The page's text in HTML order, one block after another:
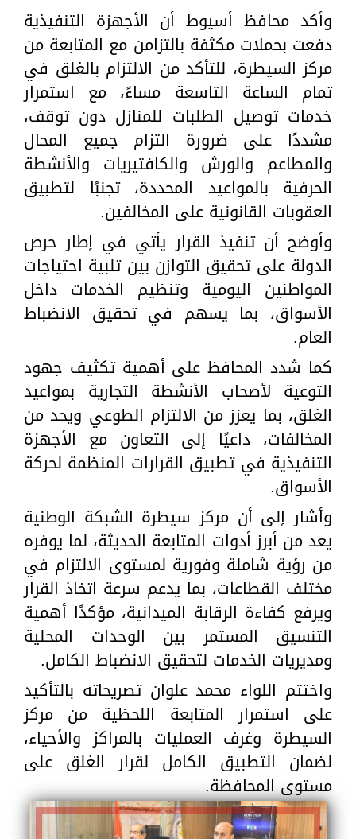
وأكد محافظ أسيوط أن الأجهزة التنفيذية
دفعت بحملات مكثفة بالتزامن مع المتابعة من
مركز السيطرة، للتأكد من الالتزام بالغلق في
تمام الساعة التاسعة مساءً، مع استمرار
خدمات توصيل الطلبات للمنازل دون توقف،
مشددًا على ضرورة التزام جميع المحال
والمطاعم والورش والكافتيريات والأنشطة
الحرفية بالمواعيد المحددة، تجنبًا لتطبيق
العقوبات القانونية على المخالفين.
وأوضح أن تنفيذ القرار يأتي في إطار حرص
الدولة على تحقيق التوازن بين تلبية احتياجات
المواطنين اليومية وتنظيم الخدمات داخل
الأسواق، بما يسهم في تحقيق الانضباط
العام.
كما شدد المحافظ على أهمية تكثيف جهود
التوعية لأصحاب الأنشطة التجارية بمواعيد
الغلق، بما يعزز من الالتزام الطوعي ويحد من
المخالفات، داعيًا إلى التعاون مع الأجهزة
التنفيذية في تطبيق القرارات المنظمة لحركة
الأسواق.
وأشار إلى أن مركز سيطرة الشبكة الوطنية
يعد من أبرز أدوات المتابعة الحديثة، لما يوفره
من رؤية شاملة وفورية لمستوى الالتزام في
مختلف القطاعات، بما يدعم سرعة اتخاذ القرار
ويرفع كفاءة الرقابة الميدانية، مؤكدًا أهمية
التنسيق المستمر بين الوحدات المحلية
ومديريات الخدمات لتحقيق الانضباط الكامل.
واختتم اللواء محمد علوان تصريحاته بالتأكيد
على استمرار المتابعة اللحظية من مركز
السيطرة وغرف العمليات بالمراكز والأحياء،
لضمان التطبيق الكامل لقرار الغلق على
مستوى المحافظة.